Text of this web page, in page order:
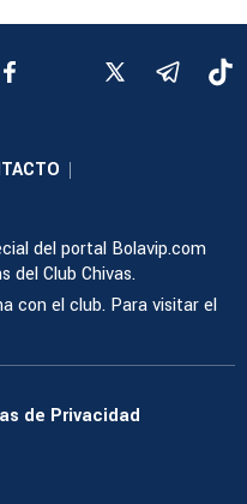
|
del portal Bolavip.com
del Club Chivas.
con el club. Para visitar el
de Privacidad